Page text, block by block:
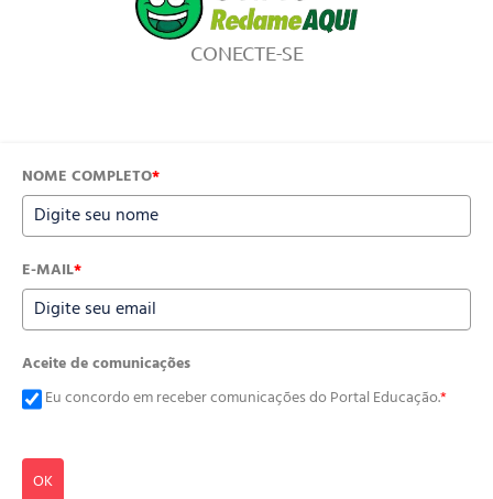
CONECTE-SE
NOME COMPLETO*
E-MAIL*
Aceite de comunicações
Eu concordo em receber comunicações do Portal Educação.*
OK